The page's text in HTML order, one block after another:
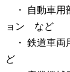
・ 自動車用
ョン など
・ 鉄道車両
ど